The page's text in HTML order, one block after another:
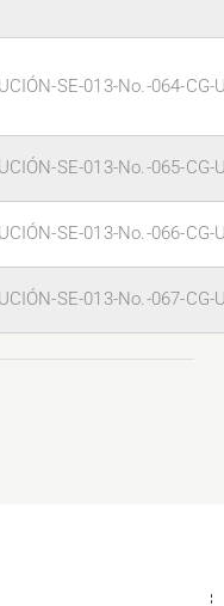
SE-013-No.-064-CG-
SE-013-No.-065-CG-
SE-013-No.-066-CG-
SE-013-No.-067-CG-